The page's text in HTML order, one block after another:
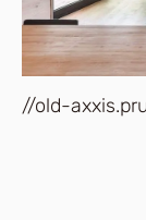
//old-